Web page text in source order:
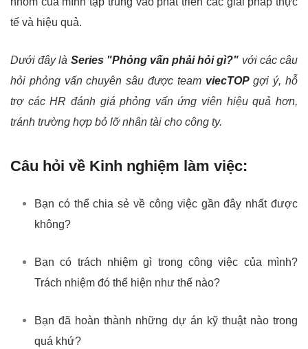
tế và hiệu quả.
Dưới đây là Series "Phỏng vấn phải hỏi gì?" với các câu
hỏi phỏng vấn chuyên sâu được team viecTOPgợi ý, hỗ
trợ các HR đánh giá phỏng vấn ứng viên hiệu quả hơn,
tránh trường hợp bỏ lỡ nhân tài cho công ty.
Câu hỏi về Kinh nghiệm làm việc:
Bạn có thể chia sẻ về công việc gần đây nhất được
không?
Bạn có trách nhiệm gì trong công việc của mình?
Trách nhiệm đó thể hiện như thế nào?
Bạn đã hoàn thành những dự án kỹ thuật nào trong
quá khứ?